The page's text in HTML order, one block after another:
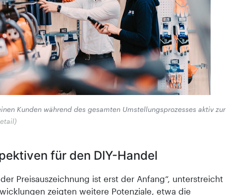
Kunden während des gesamten Umstellungsprozesses aktiv zur
für den DIY-Handel
Preisauszeichnung ist erst der Anfang“, unterstreicht
zeigten weitere Potenziale, etwa die